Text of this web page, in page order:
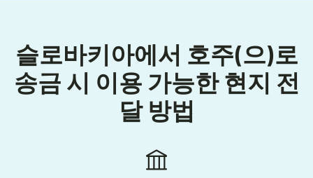
슬로바키아에서 호주(으)로
송금 시 이용 가능한 현지 전
달 방법